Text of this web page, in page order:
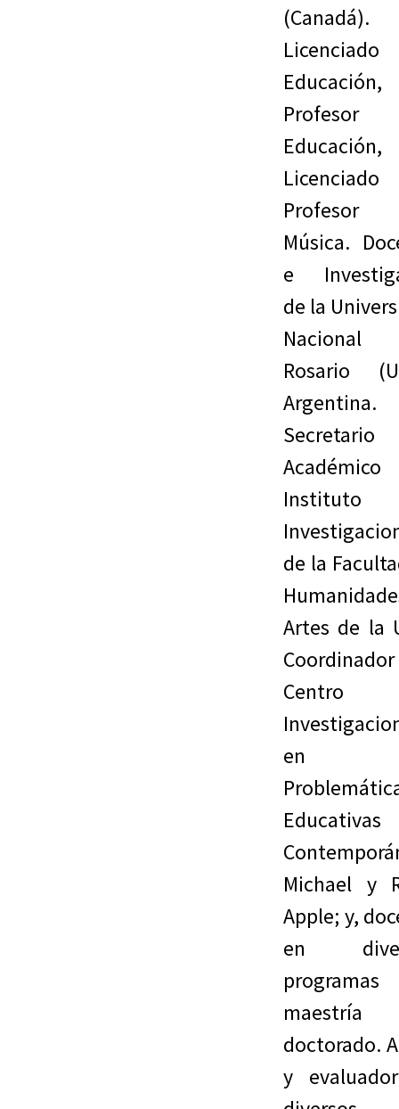
Educación,
Educación,
Música.
e
de la
Rosario
Secretario
de la
Artes de la
Centro
en
Educativas
Michael y
Apple; y,
en
doctorado.
y